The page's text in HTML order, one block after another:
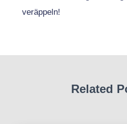
veräppeln!
Related